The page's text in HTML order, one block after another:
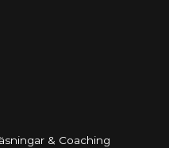
& Coaching